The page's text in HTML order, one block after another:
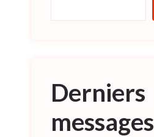
Derniers
messages